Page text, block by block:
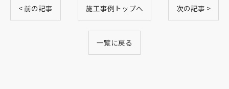
< 前の記事 施工事例トップへ 次の記事 >
一覧に戻る